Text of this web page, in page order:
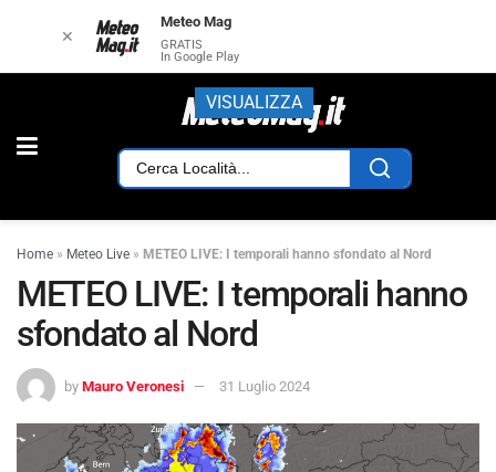
Home » Meteo Live » METEO LIVE: I temporali hanno sfondato al Nord
METEO LIVE: I temporali hanno
sfondato al Nord
by Mauro Veronesi 31 Luglio 2024
✕
Meteo Mag
GRATIS
In Google Play
VISUALIZZA